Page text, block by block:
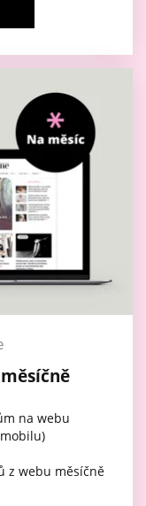
na webu
z webu měsíčně